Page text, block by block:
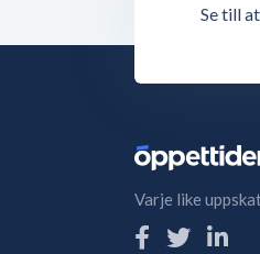
Se till
Varje like